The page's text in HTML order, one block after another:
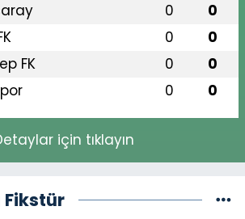
0 0
0 0
FK 0 0
0 0
için tıklayın
Fikstür